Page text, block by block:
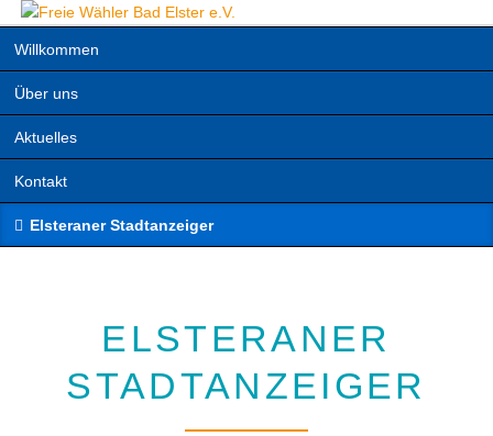
Willkommen
Über uns
Aktuelles
Kontakt
Elsteraner Stadtanzeiger
ELSTERANER
STADTANZEIGER